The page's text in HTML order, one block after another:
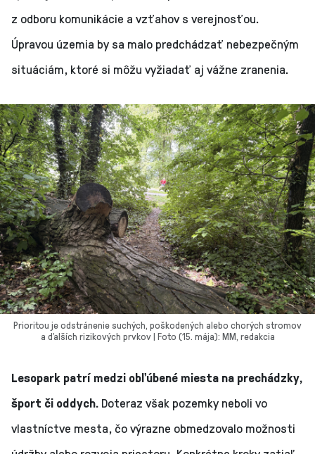
z odboru komunikácie a vzťahov s verejnosťou.
Úpravou územia by sa malo predchádzať nebezpečným
situáciám, ktoré si môžu vyžiadať aj vážne zranenia.
Prioritou je odstránenie suchých, poškodených alebo chorých stromov
a ďalších rizikových prvkov | Foto (15. mája): MM, redakcia
Lesopark patrí medzi obľúbené miesta na prechádzky,
šport či oddych. Doteraz však pozemky neboli vo
vlastníctve mesta, čo výrazne obmedzovalo možnosti